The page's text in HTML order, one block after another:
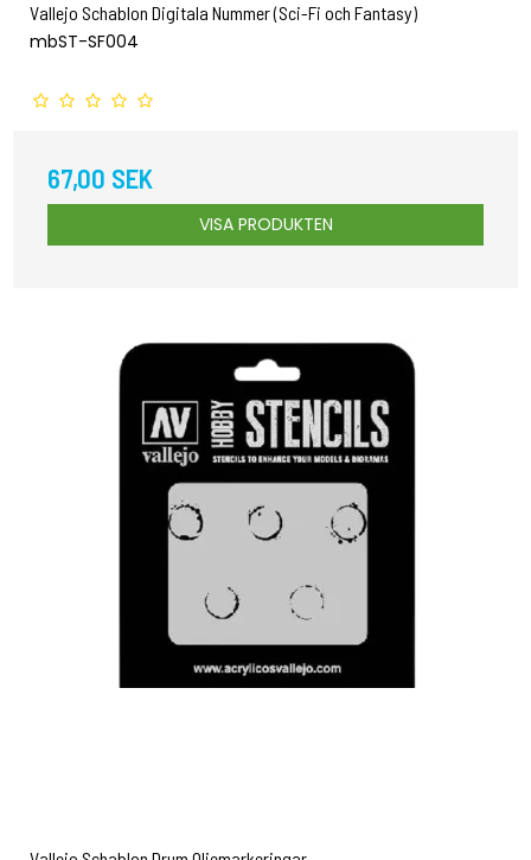
Vallejo Schablon Digitala Nummer (Sci-Fi och Fantasy)
mbST-SF004
67,00 SEK
VISA PRODUKTEN